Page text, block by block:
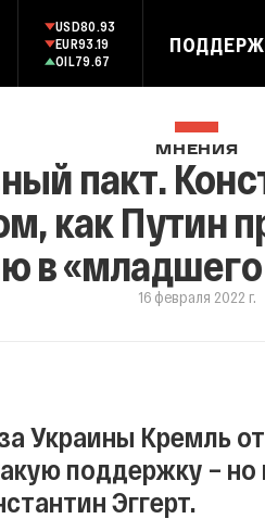
USD80.93
EUR93.19
OIL79.67
МНЕНИЯ
пакт.
как Путин
в
16 февраля 2022 г.
Украины Кремль
поддержку –
Эггерт.